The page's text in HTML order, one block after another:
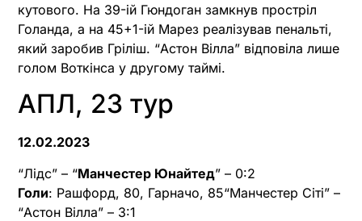
кутового. На 39-ій Гюндоган замкнув простріл
Голанда, а на 45+1-ій Марез реалізував пенальті,
який заробив Гріліш. “Астон Вілла” відповіла лише
голом Воткінса у другому таймі.
АПЛ, 23 тур
12.02.2023
“Лідс” – “Манчестер Юнайтед” – 0:2
Голи: Рашфорд, 80, Гарначо, 85“Манчестер Сіті” –
“Астон Вілла” – 3:1